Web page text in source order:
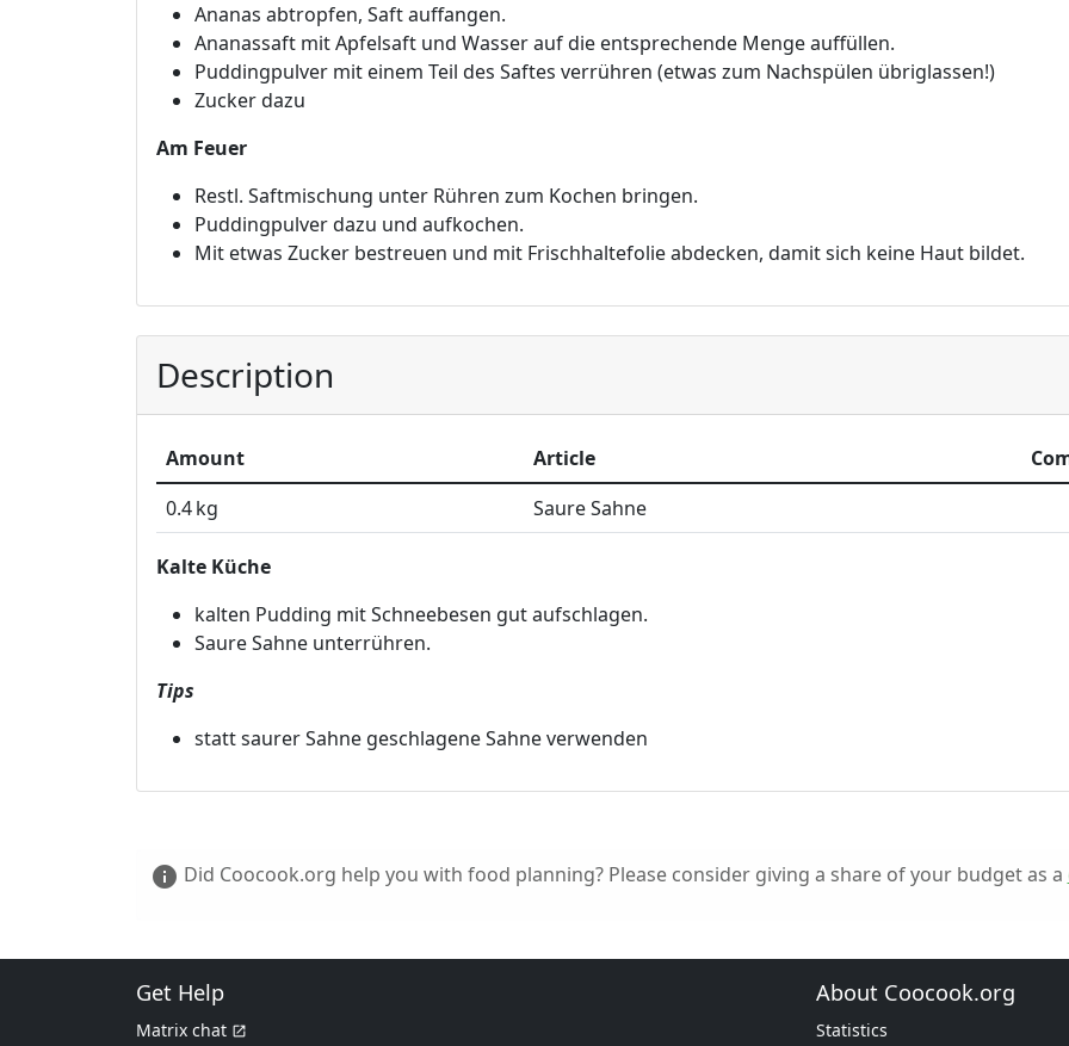
Ananas abtropfen, Saft auffangen.
Ananassaft mit Apfelsaft und Wasser auf die entsprechende Menge auffüllen.
Puddingpulver mit einem Teil des Saftes verrühren (etwas zum Nachspülen übriglassen!)
Zucker dazu
Am Feuer
Restl. Saftmischung unter Rühren zum Kochen bringen.
Puddingpulver dazu und aufkochen.
Mit etwas Zucker bestreuen und mit Frischhaltefolie abdecken, damit sich keine Haut bildet.
Description
Amount Article
0.4kg Saure Sahne
Kalte Küche
kalten Pudding mit Schneebesen gut aufschlagen.
Saure Sahne unterrühren.
Tips
statt saurer Sahne geschlagene Sahne verwenden
info Did Coocook.org help you with food planning? Please consider giving a share of your budget as a
Get Help
Matrix chat
About Coocook.org
Statistics